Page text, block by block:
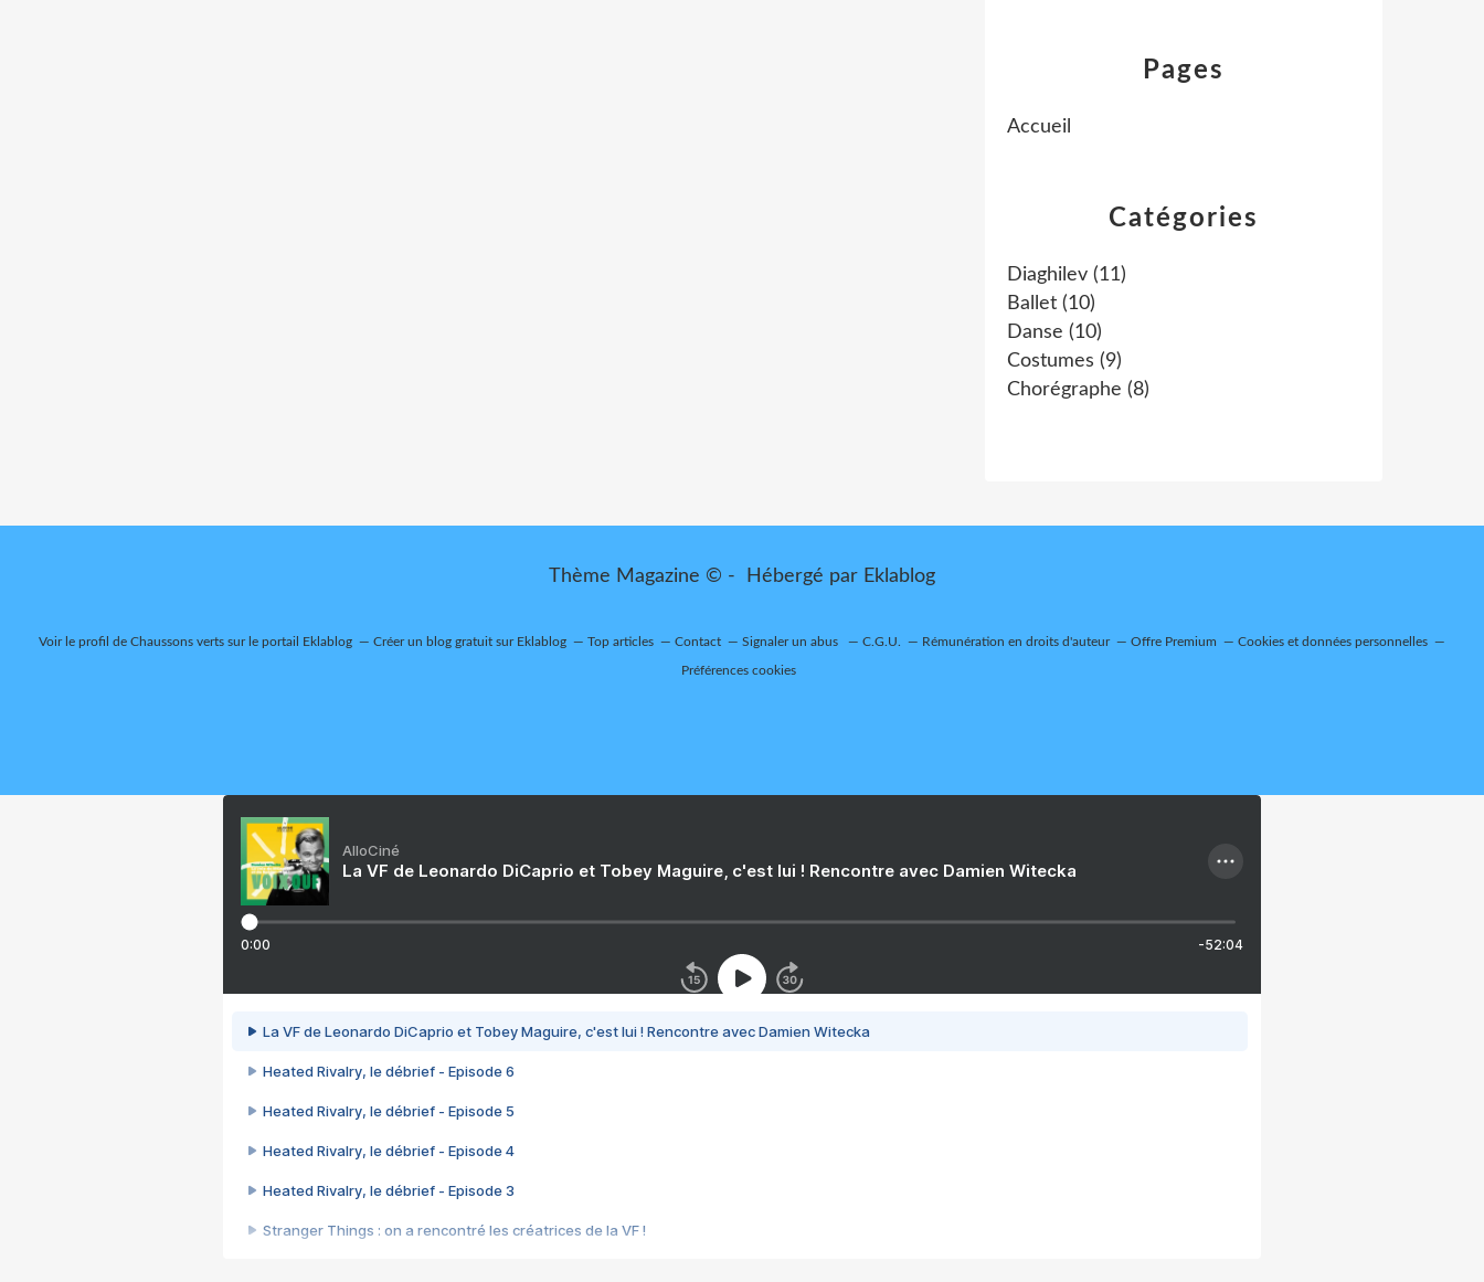
Catégories
Diaghilev (11)
Ballet (10)
Danse (10)
Costumes (9)
Chorégraphe (8)
Pages
Accueil
Thème Magazine © - Hébergé par Eklablog
Voir le profil de Chaussons verts sur le portail Eklablog Créer un blog gratuit sur Eklablog Top articles Contact Signaler un abus C.G.U. Rémunération en droits d'auteur Offre Premium Cookies et données personnelles
Préférences cookies
AlloCiné
La VF de Leonardo DiCaprio et Tobey Maguire, c'est lui ! Rencontre avec Damien Witecka
0:00 -52:04
La VF de Leonardo DiCaprio et Tobey Maguire, c'est lui ! Rencontre avec Damien Witecka
Heated Rivalry, le débrief - Episode 6
Heated Rivalry, le débrief - Episode 5
Heated Rivalry, le débrief - Episode 4
Heated Rivalry, le débrief - Episode 3
Stranger Things : on a rencontré les créatrices de la VF !